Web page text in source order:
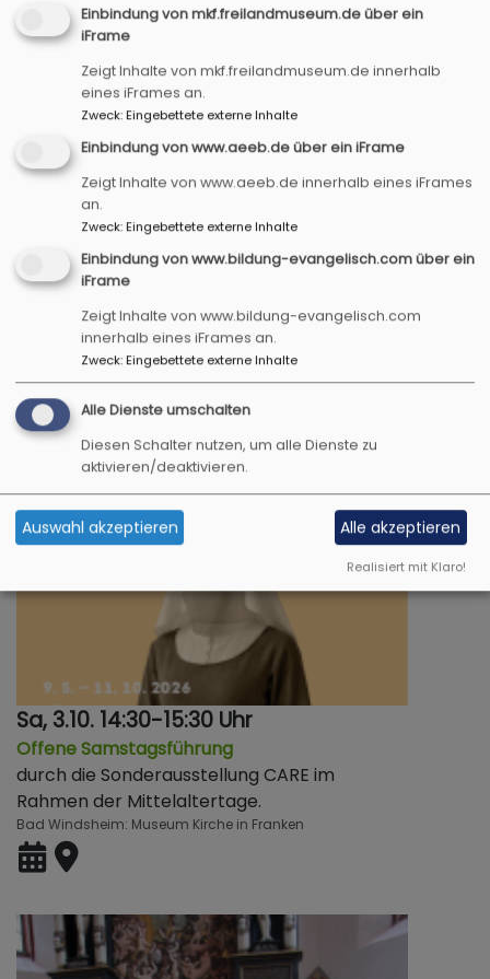
Sa, 3.10. 14-17 Uhr
Offenes Mitmachprogramm
Geschwungene Feder und schwarze Tinte.
Bad Windsheim
Sa, 3.10. 14:30-15:30 Uhr
Offene Samstagsführung
durch die Sonderausstellung CARE im
Rahmen der Mittelaltertage.
Bad Windsheim Museum Kirche in Franken
Einbindung von mkf.freilandmuseum.de über ein
iFrame
Zeigt Inhalte von mkf.freilandmuseum.de innerhalb
eines iFrames an.
Zweck:Eingebettete externe Inhalte
Einbindung von www.aeeb.de über ein iFrame
Zeigt Inhalte von www.aeeb.de innerhalb eines iFrames
an.
Zweck:Eingebettete externe Inhalte
Einbindung von www.bildung-evangelisch.com über ein
iFrame
Zeigt Inhalte von www.bildung-evangelisch.com
innerhalb eines iFrames an.
Zweck:Eingebettete externe Inhalte
Alle Dienste umschalten
Diesen Schalter nutzen, um alle Dienste zu
aktivieren/deaktivieren.
Auswahl akzeptieren Alle akzeptieren
Realisiert mit Klaro!